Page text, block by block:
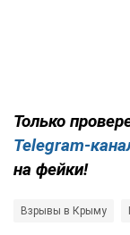
Только
Telegram-
на фейки!
Взрывы в Крыму